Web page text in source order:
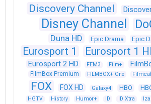
Discovery Channel
Disney Channel
Duna HD
Epic Drama Epic
Eurosport 1 Eurosport 1
Eurosport 2 HD
FEM3 Film+
FilmBox Premium FILMBOX+ One
FOX FOX HD Galaxy4 HBO
HGTV History Humor+ ID ID Xtra